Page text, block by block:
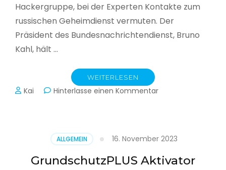
Hackergruppe, bei der Experten Kontakte zum
russischen Geheimdienst vermuten. Der
Präsident des Bundesnachrichtendienst, Bruno
Kahl, hält …
WEITERLESEN
Kai Hinterlasse einen Kommentarzu
Schlacht
im
Netz
ALLGEMEIN 16. November 2023
GrundschutzPLUS Aktivator